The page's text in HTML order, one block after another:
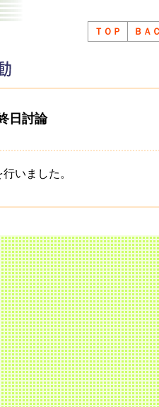
ＴＯＰ ＢＡ
日討論
いました。